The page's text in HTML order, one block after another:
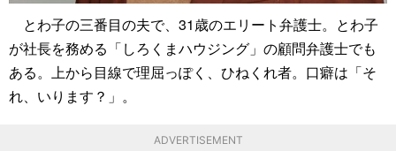
とわ子の三番目の夫で、31歳のエリート弁護士。とわ子
が社長を務める「しろくまハウジング」の顧問弁護士でも
ある。上から目線で理屈っぽく、ひねくれ者。口癖は「そ
れ、いります？」。
ADVERTISEMENT